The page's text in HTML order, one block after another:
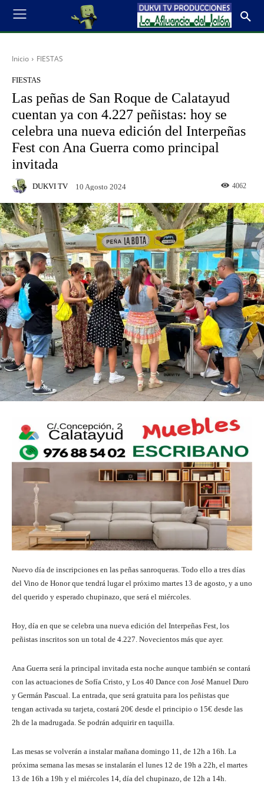
Inicio FIESTAS
FIESTAS
Las peñas de San Roque de Calatayud
cuentan ya con 4.227 peñistas: hoy se
celebra una nueva edición del Interpeñas
Fest con Ana Guerra como principal
invitada
DUKVI TV 10 Agosto 2024 4062
Nuevo día de inscripciones en las peñas sanroqueras. Todo ello a tres días
del Vino de Honor que tendrá lugar el próximo martes 13 de agosto, y a uno
del querido y esperado chupinazo, que será el miércoles.
Hoy, día en que se celebra una nueva edición del Interpeñas Fest, los
peñistas inscritos son un total de 4.227. Novecientos más que ayer.
Ana Guerra será la principal invitada esta noche aunque también se contará
con las actuaciones de Sofía Cristo, y Los 40 Dance con José Manuel Duro
y Germán Pascual. La entrada, que será gratuita para los peñistas que
tengan activada su tarjeta, costará 20€ desde el principio o 15€ desde las
2h de la madrugada. Se podrán adquirir en taquilla.
Las mesas se volverán a instalar mañana domingo 11, de 12h a 16h. La
próxima semana las mesas se instalarán el lunes 12 de 19h a 22h, el martes
13 de 16h a 19h y el miércoles 14, día del chupinazo, de 12h a 14h.